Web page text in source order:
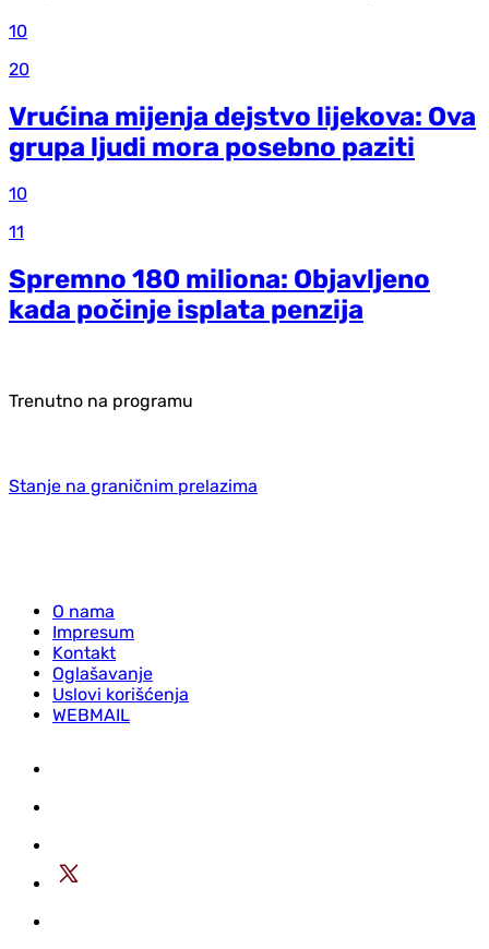
10
20
Vrućina mijenja dejstvo lijekova: Ova
grupa ljudi mora posebno paziti
10
11
Spremno 180 miliona: Objavljeno
kada počinje isplata penzija
Trenutno na programu
Stanje na graničnim prelazima
O nama
Impresum
Kontakt
Oglašavanje
Uslovi korišćenja
WEBMAIL